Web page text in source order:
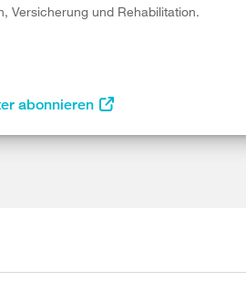
Versicherung und Rehabilitation.
abonnieren